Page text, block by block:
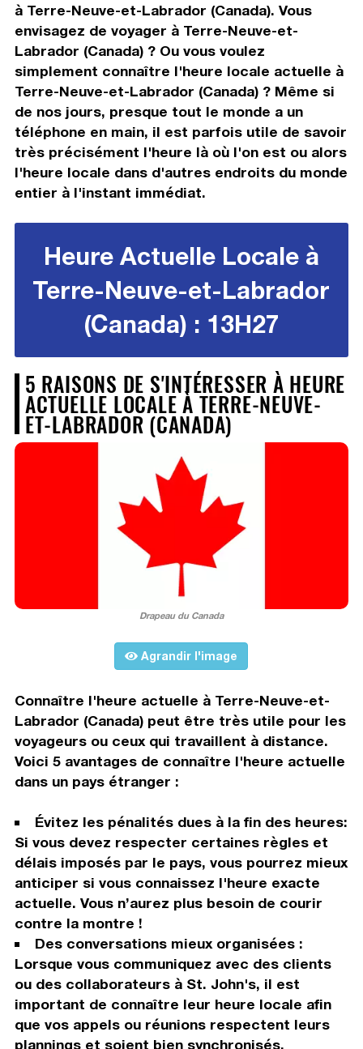
à Terre-Neuve-et-Labrador (Canada). Vous
envisagez de voyager à Terre-Neuve-et-
Labrador (Canada) ? Ou vous voulez
simplement connaître l'heure locale actuelle à
Terre-Neuve-et-Labrador (Canada) ? Même si
de nos jours, presque tout le monde a un
téléphone en main, il est parfois utile de savoir
très précisément l'heure là où l'on est ou alors
l'heure locale dans d'autres endroits du monde
entier à l'instant immédiat.
Heure Actuelle Locale à
Terre-Neuve-et-Labrador
(Canada) : 13H27
5 RAISONS DE S'INTÉRESSER À HEURE
ACTUELLE LOCALE À TERRE-NEUVE-
ET-LABRADOR (CANADA)
Drapeau du Canada
Agrandir l'image
Connaître l'heure actuelle à Terre-Neuve-et-
Labrador (Canada) peut être très utile pour les
voyageurs ou ceux qui travaillent à distance.
Voici 5 avantages de connaître l'heure actuelle
dans un pays étranger :
Évitez les pénalités dues à la fin des heures:
Si vous devez respecter certaines règles et
délais imposés par le pays, vous pourrez mieux
anticiper si vous connaissez l'heure exacte
actuelle. Vous n’aurez plus besoin de courir
contre la montre !
Des conversations mieux organisées :
Lorsque vous communiquez avec des clients
ou des collaborateurs à St. John's, il est
important de connaître leur heure locale afin
que vos appels ou réunions respectent leurs
plannings et soient bien synchronisés.